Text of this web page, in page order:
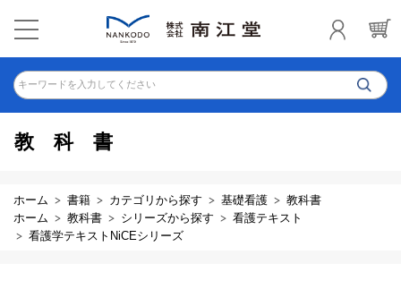
キーワードを入力してください
教科書
ホーム 書籍 カテゴリから探す 基礎看護
教科書
ホーム
教科書 シリーズから探す
看護テキスト
看護学テキストNiCEシリーズ